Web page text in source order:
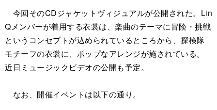
今回そのCDジャケットヴィジュアルが公開された。Lin
Qメンバーが着用する衣裳は、楽曲のテーマに冒険・挑戦
というコンセプトが込められているところから、探検隊
モチーフの衣裳に、ポップなアレンジが施されている。
近日ミュージックビデオの公開も予定。
なお、開催イベントは以下の通り。